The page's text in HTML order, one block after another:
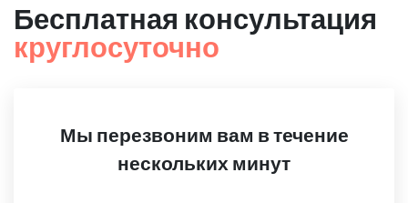
Бесплатная консультация
круглосуточно
Мы перезвоним вам в течение
нескольких минут